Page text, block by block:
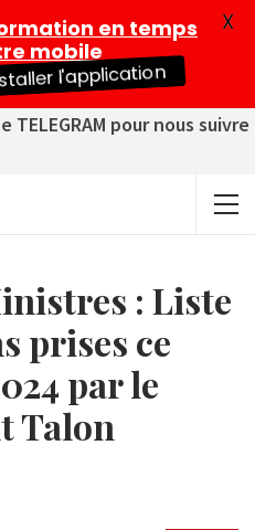
pour nous suivre
: Liste
prises ce
par le
Talon
en temps
mobile
l'application
X